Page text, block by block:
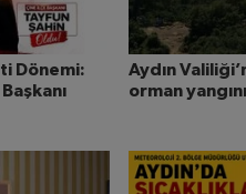
Dönemi:
Aydın
orman